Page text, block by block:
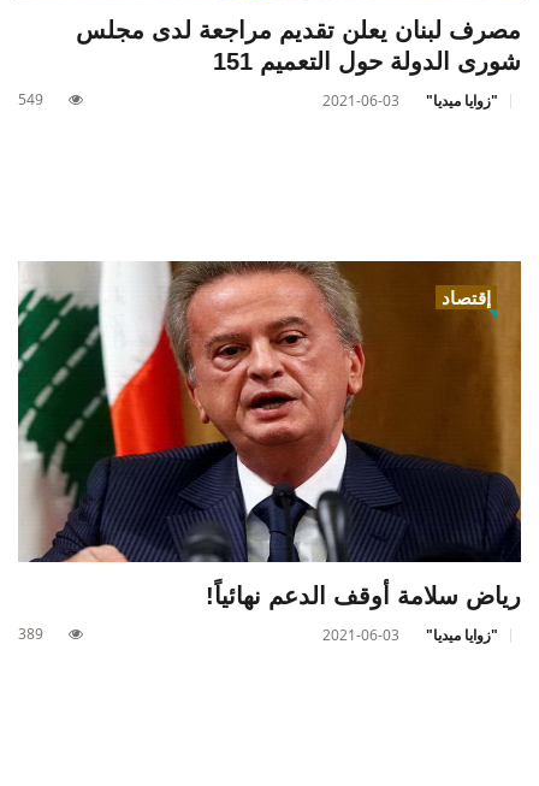
مصرف لبنان يعلن تقديم مراجعة لدى مجلس
شورى الدولة حول التعميم 151
"زوايا ميديا" 2021-06-03
549
إقتصاد
رياض سلامة أوقف الدعم نهائياً!
"زوايا ميديا" 2021-06-03
389